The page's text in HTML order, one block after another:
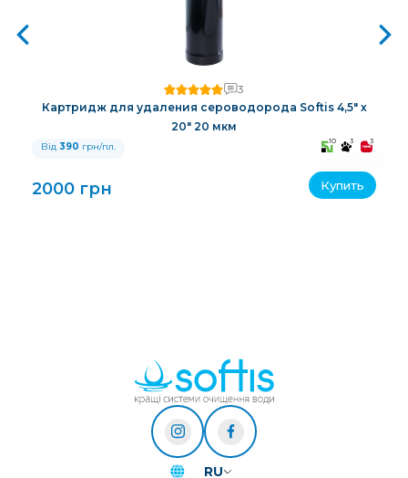
3
Картридж для удаления сероводорода Softis 4,5" х
20" 20 мкм
Від 390 грн/пл. 10 3 3
2000 грн Купить
RU